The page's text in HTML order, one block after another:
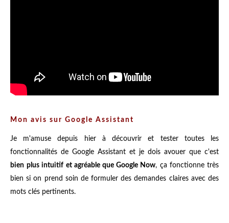
Mon avis sur Google Assistant
Je m'amuse depuis hier à découvrir et tester toutes les
fonctionnalités de Google Assistant et je dois avouer que c'est
bien plus intuitif et agréable que Google Now, ça fonctionne très
bien si on prend soin de formuler des demandes claires avec des
mots clés pertinents.